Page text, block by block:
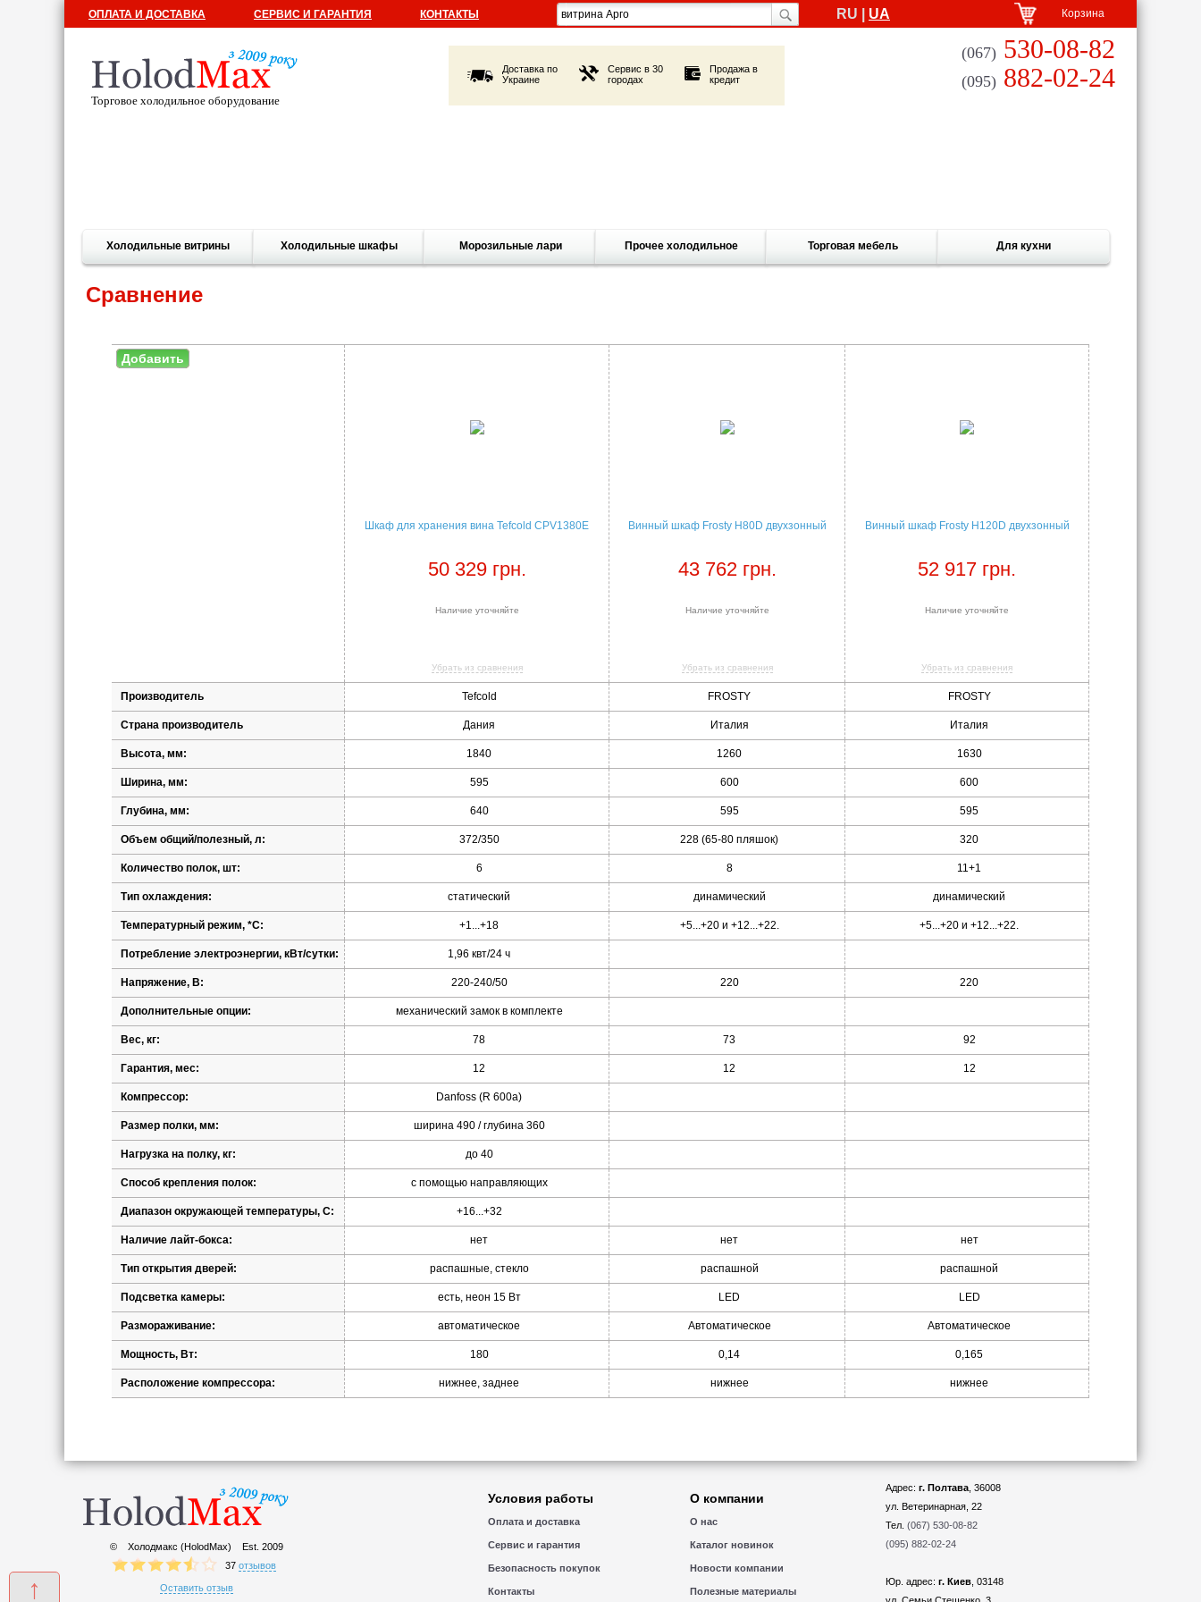
ОПЛАТА И ДОСТАВКА СЕРВИС И ГАРАНТИЯ КОНТАКТЫ RU | UA Корзина
Торговое холодильное оборудование
Доставка по
Украине
Сервис в 30
городах
Продажа в
кредит
(067) 530-08-82
(095) 882-02-24
Холодильные витрины Холодильные шкафы Морозильные лари Прочее холодильное Торговая мебель Для кухни
Сравнение
Добавить
Шкаф для хранения вина Tefcold CPV1380E
50 329 грн.
Наличие уточняйте
Убрать из сравнения
Винный шкаф Frosty H80D двухзонный
43 762 грн.
Наличие уточняйте
Убрать из сравнения
Винный шкаф Frosty H120D двухзонный
52 917 грн.
Наличие уточняйте
Убрать из сравнения
Производитель Tefcold FROSTY FROSTY
Страна производитель Дания Италия Италия
Высота, мм: 1840 1260 1630
Ширина, мм: 595 600 600
Глубина, мм: 640 595 595
Объем общий/полезный, л: 372/350 228 (65-80 пляшок) 320
Количество полок, шт: 6 8 11+1
Тип охлаждения: статический динамический динамический
Температурный режим, *С: +1...+18 +5...+20 и +12...+22. +5...+20 и +12...+22.
Потребление электроэнергии, кВт/сутки: 1,96 квт/24 ч
Напряжение, В: 220-240/50 220 220
Дополнительные опции: механический замок в комплекте
Вес, кг: 78 73 92
Гарантия, мес: 12 12 12
Компрессор: Danfoss (R 600a)
Размер полки, мм: ширина 490 / глубина 360
Нагрузка на полку, кг: до 40
Способ крепления полок: с помощью направляющих
Диапазон окружающей температуры, С: +16...+32
Наличие лайт-бокса: нет нет нет
Тип открытия дверей: распашные, стекло распашной распашной
Подсветка камеры: есть, неон 15 Вт LED LED
Размораживание: автоматическое Автоматическое Автоматическое
Мощность, Вт: 180 0,14 0,165
Расположение компрессора: нижнее, заднее нижнее нижнее
↑
© Холодмакс (HolodMax) Est. 2009
37 отзывов
Оставить отзыв
Условия работы
Оплата и доставка
Сервис и гарантия
Безопасность покупок
Контакты
О компании
О нас
Каталог новинок
Новости компании
Полезные материалы
Адрес: г. Полтава, 36008
ул. Ветеринарная, 22
Тел. (067) 530-08-82
(095) 882-02-24
Юр. адрес: г. Киев, 03148